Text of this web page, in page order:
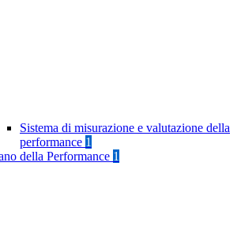
Sistema di misurazione e valutazione della
performance 1
della Performance 1